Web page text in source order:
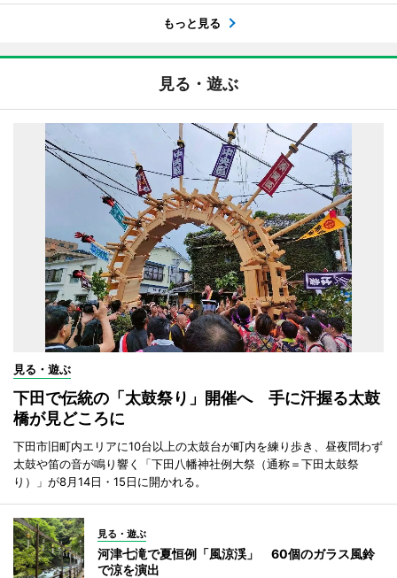
もっと見る
見る・遊ぶ
見る・遊ぶ
下田で伝統の「太鼓祭り」開催へ 手に汗握る太鼓
橋が見どころに
下田市旧町内エリアに10台以上の太鼓台が町内を練り歩き、昼夜問わず
太鼓や笛の音が鳴り響く「下田八幡神社例大祭（通称＝下田太鼓祭
り）」が8月14日・15日に開かれる。
見る・遊ぶ
河津七滝で夏恒例「風涼渓」 60個のガラス風鈴
で涼を演出